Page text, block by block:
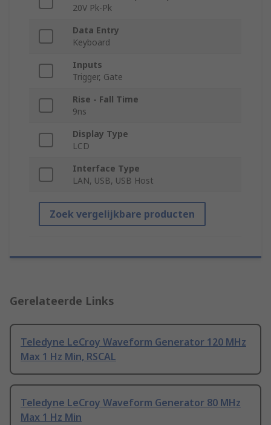
20V Pk-Pk
Data Entry
Keyboard
Inputs
Trigger, Gate
Rise - Fall Time
9ns
Display Type
LCD
Interface Type
LAN, USB, USB Host
Zoek vergelijkbare producten
Gerelateerde Links
Teledyne LeCroy Waveform Generator 120 MHz
Max 1 Hz Min, RSCAL
Teledyne LeCroy Waveform Generator 80 MHz
Max 1 Hz Min